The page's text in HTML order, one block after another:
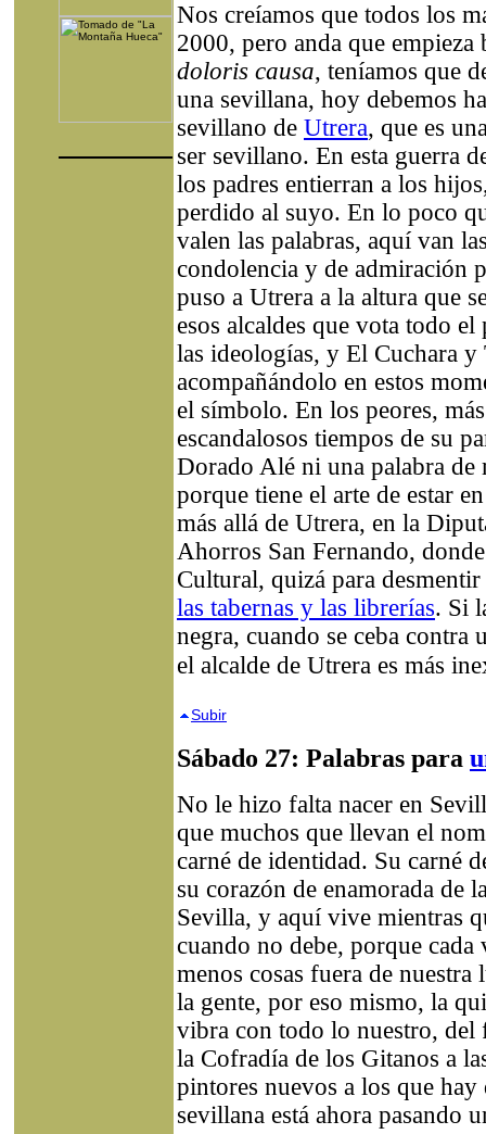
Nos creíamos que todos los
2000, pero anda que
doloris causa, teníamos que
una sevillana, hoy debemos
sevillano de Utrera, que es
ser sevillano. En esta guerra
los padres entierran a los
perdido al suyo. En lo poco
valen las palabras, aquí van
condolencia y de admiración
puso a Utrera a la altura que
esos alcaldes que vota todo
las ideologías, y El Cuchara y
acompañándolo en estos
el símbolo. En los peores,
escandalosos tiempos de su
Dorado Alé ni una palabra de
porque tiene el arte de estar
más allá de Utrera, en la
Ahorros San Fernando,
Cultural, quizá para desmentir
las tabernas y las librerías. Si
negra, cuando se ceba contra
el alcalde de Utrera es más
Subir
Sábado 27: Palabras para
No le hizo falta nacer en
que muchos que llevan el
carné de identidad. Su carné
su corazón de enamorada de
Sevilla, y aquí vive mientras
cuando no debe, porque cada
menos cosas fuera de
la gente, por eso mismo, la
vibra con todo lo nuestro, del
la Cofradía de los Gitanos a
pintores nuevos a los que hay
sevillana está ahora pasando